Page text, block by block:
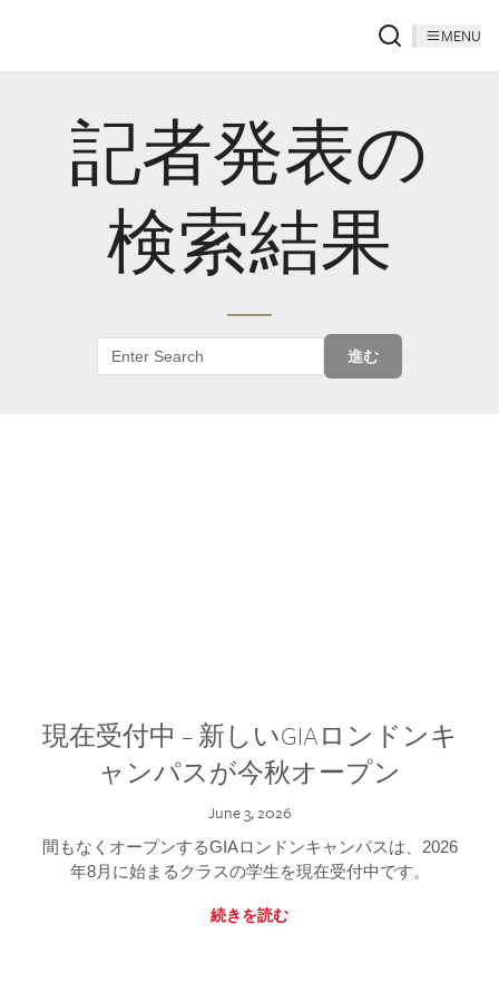
MENU
記者発表の
検索結果
進む
現在受付中 – 新しいGIAロンドンキ
ャンパスが今秋オープン
June 3, 2026
間もなくオープンするGIAロンドンキャンパスは、2026
年8月に始まるクラスの学生を現在受付中です。
続きを読む